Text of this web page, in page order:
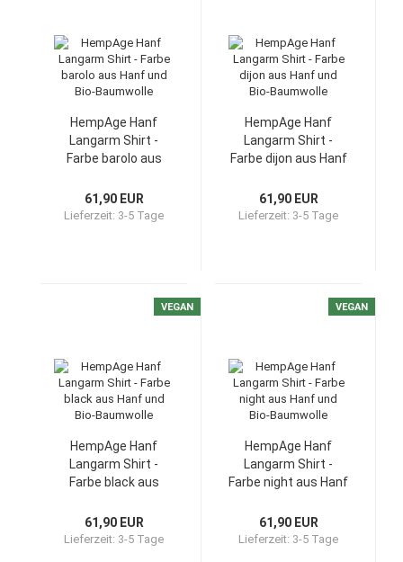
HempAge Hanf
Langarm Shirt -
Farbe barolo aus
Baumwolle
61,90 EUR
Lieferzeit: 3-5 Tage
HempAge Hanf
Langarm Shirt -
Farbe dijon aus Hanf
61,90 EUR
Lieferzeit: 3-5 Tage
VEGAN
HempAge Hanf
Langarm Shirt -
Farbe black aus
Baumwolle
61,90 EUR
Lieferzeit: 3-5 Tage
VEGAN
HempAge Hanf
Langarm Shirt -
Farbe night aus Hanf
61,90 EUR
Lieferzeit: 3-5 Tage